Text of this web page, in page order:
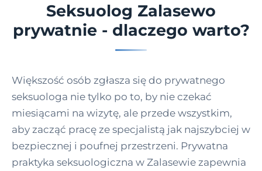
Seksuolog Zalasewo
prywatnie - dlaczego warto?
Większość osób zgłasza się do prywatnego
seksuologa nie tylko po to, by nie czekać
miesiącami na wizytę, ale przede wszystkim,
aby zacząć pracę ze specjalistą jak najszybciej w
bezpiecznej i poufnej przestrzeni. Prywatna
praktyka seksuologiczna w Zalasewie zapewnia